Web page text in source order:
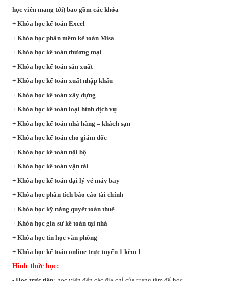
học viên mang tới) bao gồm các khóa
+ Khóa học kế toán Excel
+ Khóa học phần mềm kế toán Misa
+ Khóa học kế toán thương mại
+ Khóa học kế toán sản xuất
+ Khóa học kế toán xuất nhập khẩu
+ Khóa học kế toán xây dựng
+ Khóa học kế toán loại hình dịch vụ
+ Khóa học kế toán nhà hàng – khách sạn
+ Khóa học kế toán cho giám đốc
+ Khóa học kế toán nội bộ
+ Khóa học kế toán vận tải
+ Khóa học kế toán đại lý vé máy bay
+ Khóa học phân tích báo cáo tài chính
+ Khóa học kỹ năng quyết toán thuế
+ Khóa học gia sư kế toán tại nhà
+ Khóa học tin học văn phòng
+ Khóa học kế toán online trực tuyến 1 kèm 1
Hình thức học: